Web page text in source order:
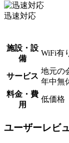
迅速対応
施設・設
備
WiFi有
サービス
地元の
年中無
料金・費
用
低価格
ユーザーレビ